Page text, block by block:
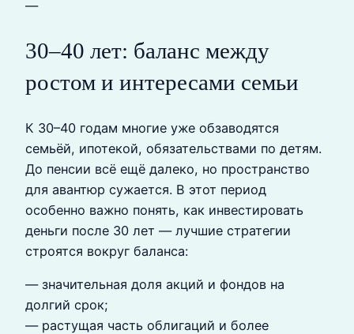
—
30–40 лет: баланс между
ростом и интересами семьи
К 30–40 годам многие уже обзаводятся
семьёй, ипотекой, обязательствами по детям.
До пенсии всё ещё далеко, но пространство
для авантюр сужается. В этот период
особенно важно понять, как инвестировать
деньги после 30 лет — лучшие стратегии
строятся вокруг баланса:
— значительная доля акций и фондов на
долгий срок;
— растущая часть облигаций и более